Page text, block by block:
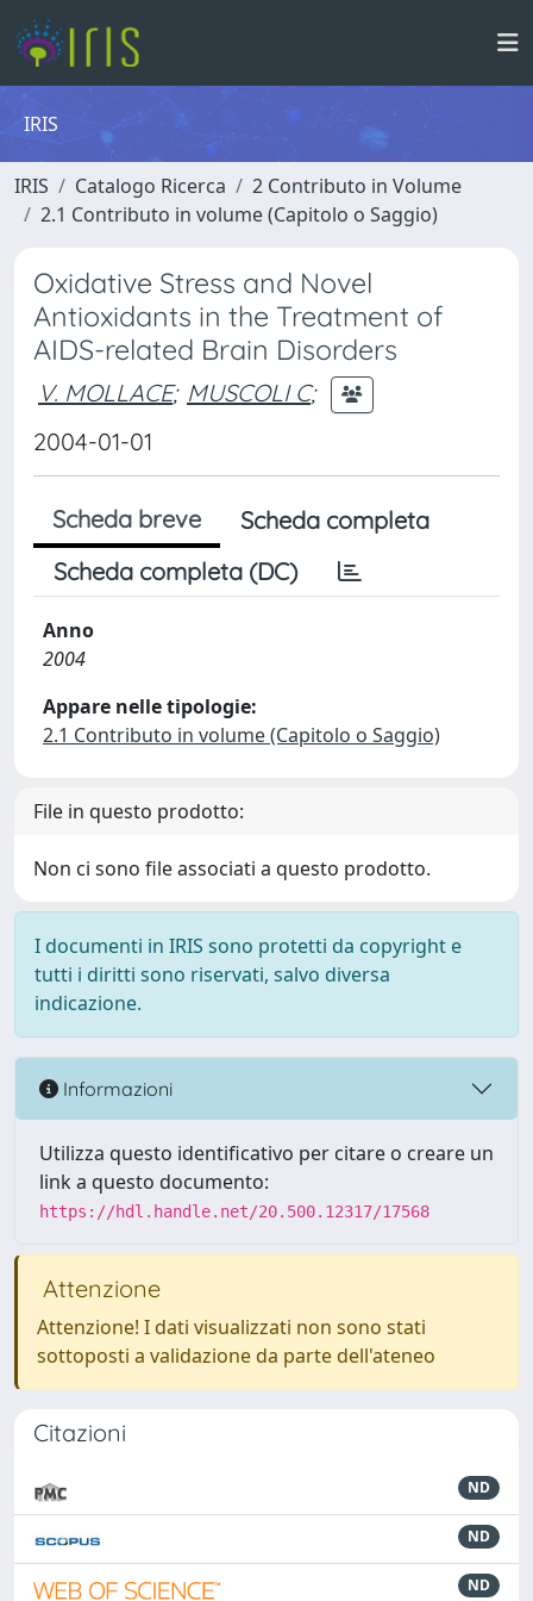
IRIS
IRIS Catalogo Ricerca
2 Contributo in Volume
2.1 Contributo in volume (Capitolo o Saggio)
Oxidative Stress and Novel
Antioxidants in the Treatment of
AIDS-related Brain Disorders
V. MOLLACE; MUSCOLI C;
2004-01-01
Scheda breve
Scheda completa
Scheda completa (DC)
Anno
2004
Appare nelle tipologie:
2.1 Contributo in volume (Capitolo o Saggio)
File in questo prodotto:
Non ci sono file associati a questo prodotto.
I documenti in IRIS sono protetti da copyright e
tutti i diritti sono riservati, salvo diversa
indicazione.
Informazioni
Utilizza questo identificativo per citare o creare un
link a questo documento:
https://hdl.handle.net/20.500.12317/17568
Attenzione
Attenzione! I dati visualizzati non sono stati
sottoposti a validazione da parte dell'ateneo
Citazioni
ND
ND
ND